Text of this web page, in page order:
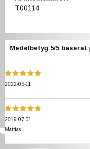
T00114
Medelbetyg 5/5 baserat
2022-05-11
2019-07-01
Mattias